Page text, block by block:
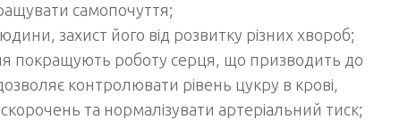
самопочуття;
захист його від розвитку різних хвороб;
покращують роботу серця, що призводить до
контролювати рівень цукру в крові,
та нормалізувати артеріальний тиск;